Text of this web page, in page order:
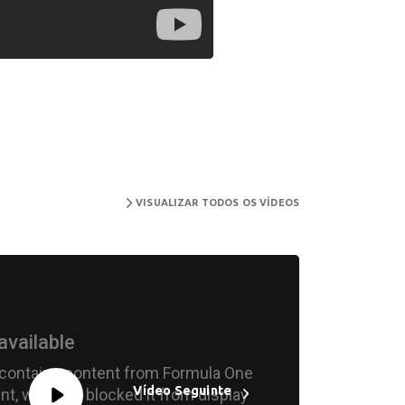
VISUALIZAR TODOS OS VÍDEOS
Vídeo Seguinte